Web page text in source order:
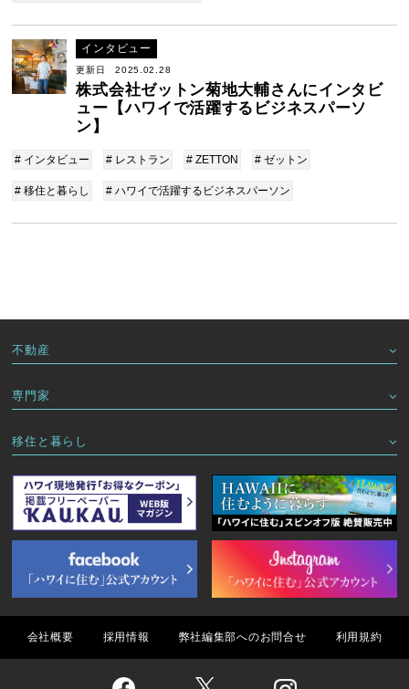
インタビュー
更新日 2025.02.28
株式会社ゼットン菊地大輔さんにインタビ
ュー【ハワイで活躍するビジネスパーソ
ン】
# インタビュー # レストラン # ZETTON # ゼットン
# 移住と暮らし # ハワイで活躍するビジネスパーソン
不動産
専門家
移住と暮らし
会社概要 採用情報 弊社編集部へのお問合せ 利用規約